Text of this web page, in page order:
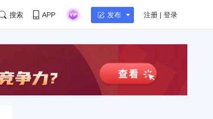
搜索 APP 发布 注册 | 登录